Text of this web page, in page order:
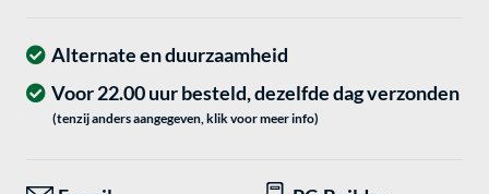
Alternate en duurzaamheid
Voor 22.00 uur besteld, dezelfde dag verzonden
(tenzij anders aangegeven, klik voor meer info)